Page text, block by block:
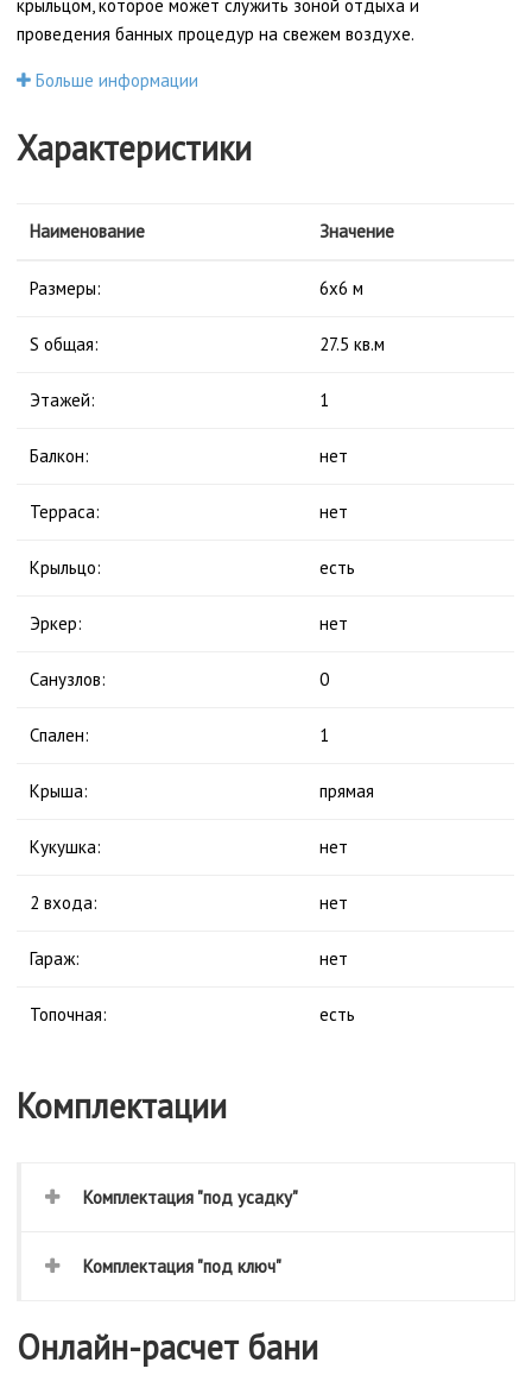
крыльцом, которое может служить зоной отдыха и
проведения банных процедур на свежем воздухе.
Больше информации
Характеристики
Наименование Значение
Размеры: 6x6 м
S общая: 27.5 кв.м
Этажей: 1
Балкон: нет
Терраса: нет
Крыльцо: есть
Эркер: нет
Санузлов: 0
Спален: 1
Крыша: прямая
Кукушка: нет
2 входа: нет
Гараж: нет
Топочная: есть
Комплектации
Комплектация "под усадку"
Комплектация "под ключ"
Онлайн-расчет бани